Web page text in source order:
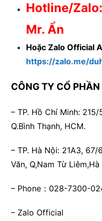
Hotline/
Mr. Ẩn
Hoặc Zalo Official
https://zalo.me/
CÔNG TY CỔ
– TP. Hồ Chí Minh: 215/
Q.Bình Thạnh, HCM.
– TP. Hà Nội: 21A3, 67/
Văn, Q,Nam Từ Liêm,Hà
– Phone：028-7300-
– Zalo Official